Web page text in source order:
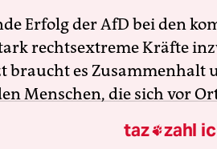
Erfolg der AfD bei den
rechtsextreme Kräfte
braucht es Zusammenhalt
Menschen, die sich vor
Die Kampagne
taz zahl